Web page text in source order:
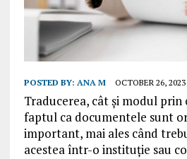
POSTED BY: ANA M OCTOBER 26, 2023
Traducerea, cât și modul prin
faptul ca documentele sunt
important, mai ales când
acestea într-o instituție sau